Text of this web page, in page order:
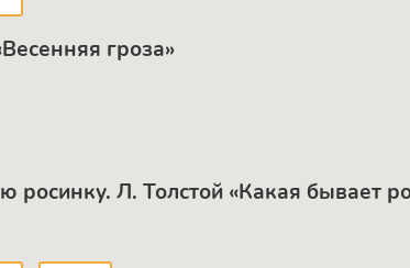
гроза»
Л. Толстой «Какая бывает